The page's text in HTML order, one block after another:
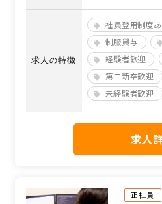
求人の特徴
社員登用制度
制服貸与
経験者歓迎
第二新卒歓迎
未経験者歓迎
求人
正社員